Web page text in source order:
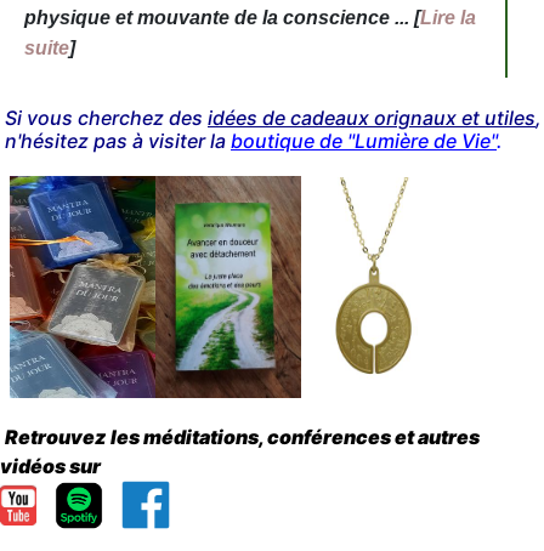
physique et mouvante de la conscience ... [Lire la
suite]
Si vous cherchez des idées de cadeaux orignaux et utiles,
n'hésitez pas à visiter la boutique de "Lumière de Vie".
Retrouvez les méditations, conférences et autres
vidéos sur